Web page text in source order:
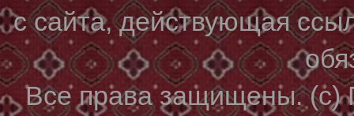
с сайта, действующая
Все права защищены. (с)